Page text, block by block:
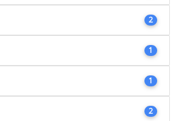
2
1
1
2